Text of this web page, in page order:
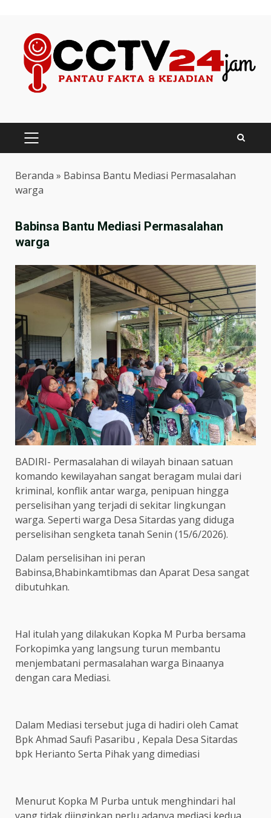
content
PRIMARY
MENU
Beranda » Babinsa Bantu Mediasi Permasalahan
warga
Babinsa Bantu Mediasi Permasalahan
warga
BADIRI- Permasalahan di wilayah binaan satuan
komando kewilayahan sangat beragam mulai dari
kriminal, konflik antar warga, penipuan hingga
perselisihan yang terjadi di sekitar lingkungan
warga. Seperti warga Desa Sitardas yang diduga
perselisihan sengketa tanah Senin (15/6/2026).
Dalam perselisihan ini peran
Babinsa,Bhabinkamtibmas dan Aparat Desa sangat
dibutuhkan.
Hal itulah yang dilakukan Kopka M Purba bersama
Forkopimka yang langsung turun membantu
menjembatani permasalahan warga Binaanya
dengan cara Mediasi.
Dalam Mediasi tersebut juga di hadiri oleh Camat
Bpk Ahmad Saufi Pasaribu , Kepala Desa Sitardas
bpk Herianto Serta Pihak yang dimediasi
Menurut Kopka M Purba untuk menghindari hal